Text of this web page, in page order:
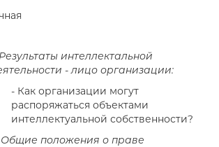
Результаты интеллектальной
- лицо организации:
- Как организации могут
распоряжаться объектами
интеллектуальной собственности?
Общие положения о праве